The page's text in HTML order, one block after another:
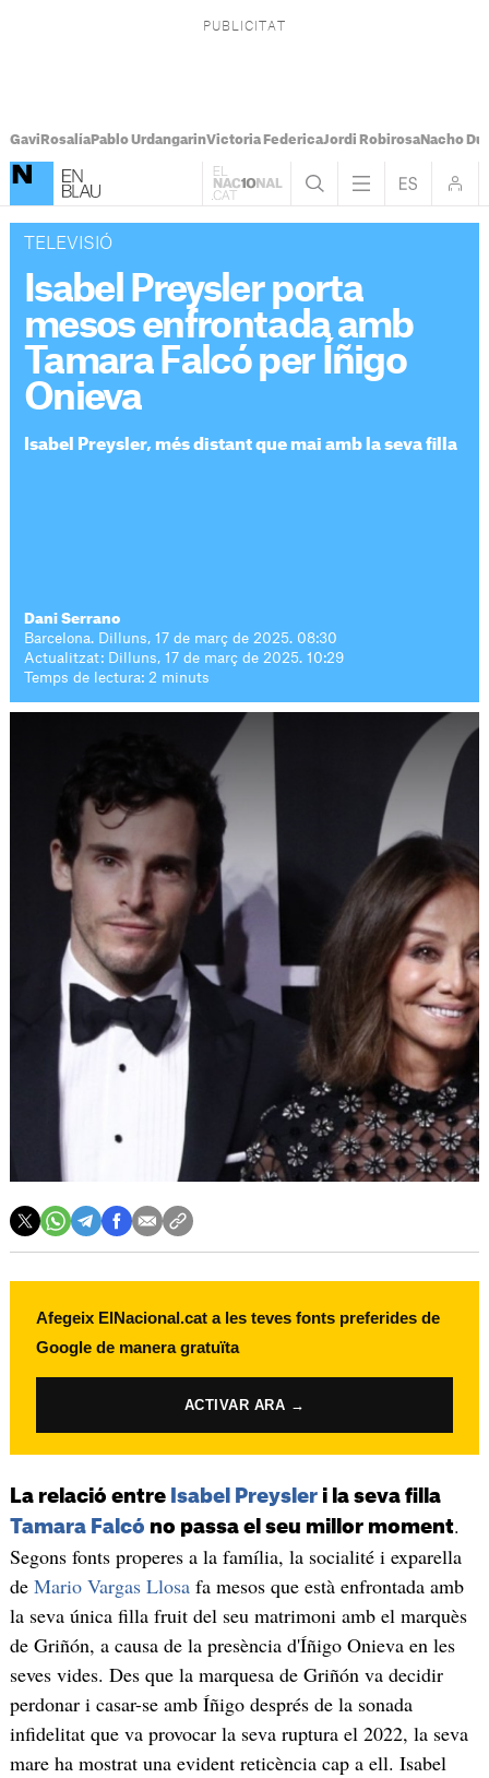
Gavi RosalíaPablo UrdangarinVictoria FedericaJordi RobirosaNacho
TELEVISIÓ
Isabel Preysler porta
mesos enfrontada amb
Tamara Falcó per Íñigo
Onieva
Isabel Preysler, més distant que mai amb la seva filla
Dani Serrano
Barcelona. Dilluns, 17 de març de 2025. 08:30
Actualitzat: Dilluns, 17 de març de 2025. 10:29
Temps de lectura: 2 minuts
Afegeix ElNacional.cat a les teves fonts preferides de
Google de manera gratuïta
ACTIVAR ARA →
La relació entre Isabel Preysleri la seva filla
Tamara Falcó no passa el seu millor moment.
Segons fonts properes a la família, la socialité i exparella
de Mario Vargas Llosafa mesos que està enfrontada amb
la seva única filla fruit del seu matrimoni amb el marquès
de Griñón, a causa de la presència d'Íñigo Onieva en les
seves vides. Des que la marquesa de Griñón va decidir
perdonar i casar-se amb Íñigo després de la sonada
infidelitat que va provocar la seva ruptura el 2022, la seva
mare ha mostrat una evident reticència cap a ell. Isabel